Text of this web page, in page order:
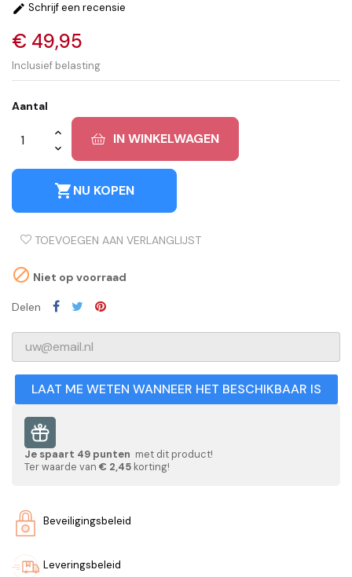
 Schrijf een recensie
€ 49,95
Inclusief belasting
Aantal
IN WINKELWAGEN
shopping_cartNU KOPEN
TOEVOEGEN AAN VERLANGLIJST
 Niet op voorraad
Delen
LAAT ME WETEN WANNEER HET BESCHIKBAAR IS
Je spaart 49 punten met dit product!
Ter waarde van € 2,45 korting!
Beveiligingsbeleid
Leveringsbeleid